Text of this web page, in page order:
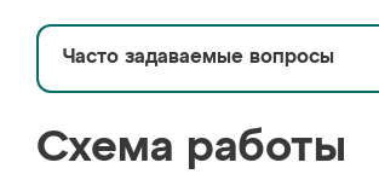
Часто задаваемые вопросы
Схема работы